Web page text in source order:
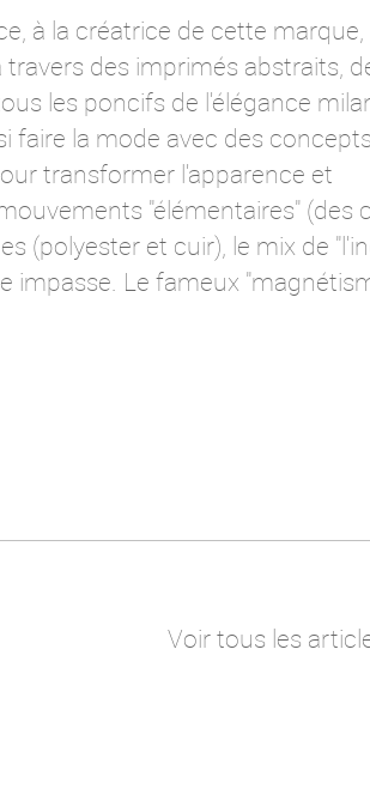
à la créatrice de cette
des imprimés abstraits,
les poncifs de l'élégance
faire la mode avec des
transformer l'apparence et
"élémentaires" (des
(polyester et cuir), le mix de
Le fameux
Voir tous les